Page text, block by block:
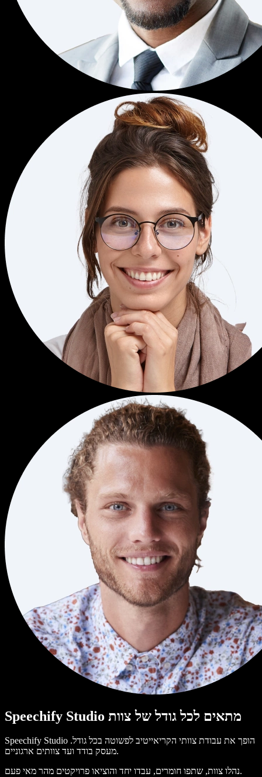
Speechify Studio מתאים לכל גודל של צוות
Speechify Studio הופך את עבודת צוותי הקריאייטיב לפשוטה בכל גודל.
מעסק בודד ועד צוותים ארגוניים.
נהלו צוות, שתפו חומרים, עבדו יחד והוציאו פרויקטים מהר מאי פעם.